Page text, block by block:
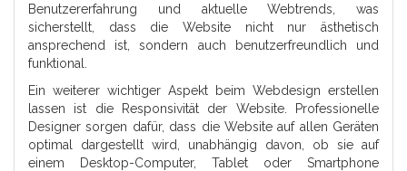
Benutzererfahrung und aktuelle Webtrends, was
sicherstellt, dass die Website nicht nur ästhetisch
ansprechend ist, sondern auch benutzerfreundlich und
funktional.
Ein weiterer wichtiger Aspekt beim Webdesign erstellen
lassen ist die Responsivität der Website. Professionelle
Designer sorgen dafür, dass die Website auf allen Geräten
optimal dargestellt wird, unabhängig davon, ob sie auf
einem Desktop-Computer, Tablet oder Smartphone